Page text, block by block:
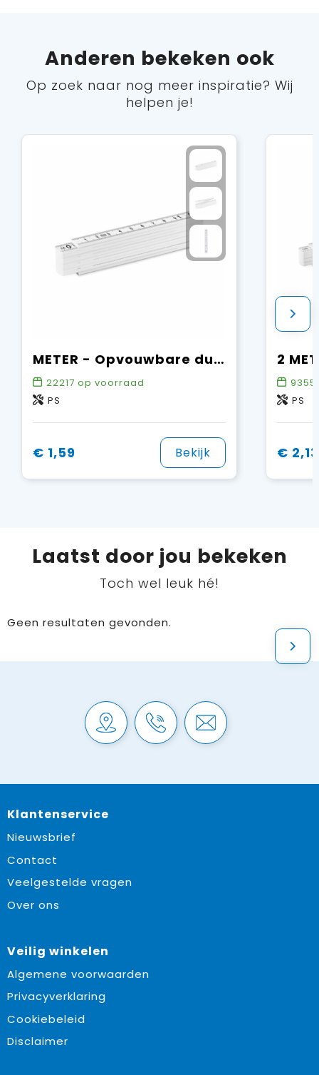
Anderen bekeken ook
Op zoek naar nog meer inspiratie? Wij
helpen je!
METER - Opvouwbare duimstok
22217 op voorraad
PS
€ 1,59 Bekijk
9355
PS
€ 2,13
Laatst door jou bekeken
Toch wel leuk hé!
Geen resultaten gevonden.
Klantenservice
Nieuwsbrief
Contact
Veelgestelde vragen
Over ons
Veilig winkelen
Algemene voorwaarden
Privacyverklaring
Cookiebeleid
Disclaimer